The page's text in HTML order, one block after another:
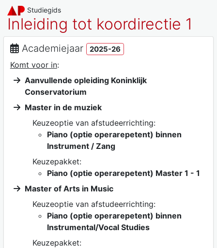
Studiegids
Inleiding tot koordirectie 1
Academiejaar 2025-26
Komt voor in:
Aanvullende opleiding Koninklijk
Conservatorium
Master in de muziek
Keuzeoptie van afstudeerrichting:
Piano (optie operarepetent) binnen
Instrument / Zang
Keuzepakket:
Piano (optie operarepetent) Master 1 - 1
Master of Arts in Music
Keuzeoptie van afstudeerrichting:
Piano (optie operarepetent) binnen
Instrumental/Vocal Studies
Keuzepakket: